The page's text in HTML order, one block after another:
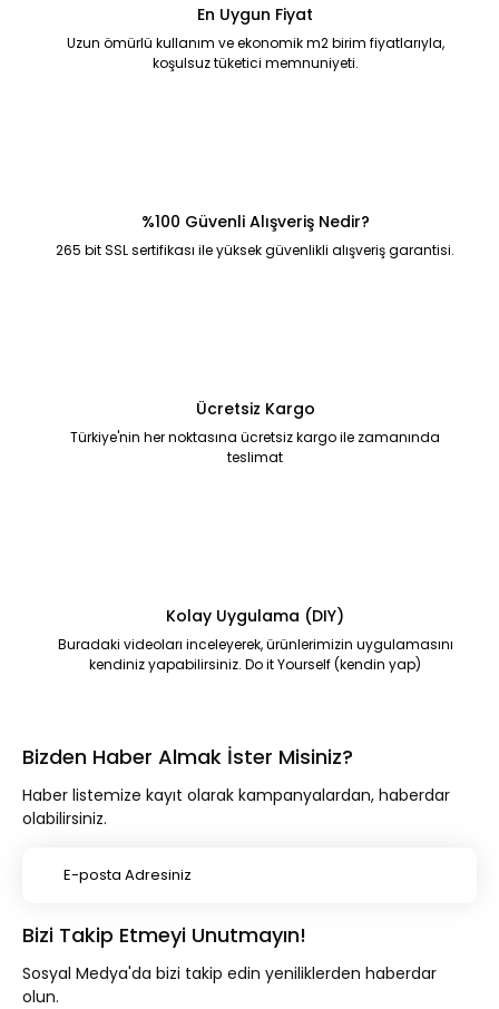
En Uygun Fiyat
Uzun ömürlü kullanım ve ekonomik m2 birim fiyatlarıyla,
koşulsuz tüketici memnuniyeti.
%100 Güvenli Alışveriş Nedir?
265 bit SSL sertifikası ile yüksek güvenlikli alışveriş garantisi.
Ücretsiz Kargo
Türkiye'nin her noktasına ücretsiz kargo ile zamanında
teslimat
Kolay Uygulama (DIY)
Buradaki videoları inceleyerek, ürünlerimizin uygulamasını
kendiniz yapabilirsiniz. Do it Yourself (kendin yap)
Bizden Haber Almak İster Misiniz?
Haber listemize kayıt olarak kampanyalardan, haberdar
olabilirsiniz.
Bizi Takip Etmeyi Unutmayın!
Sosyal Medya'da bizi takip edin yeniliklerden haberdar
olun.